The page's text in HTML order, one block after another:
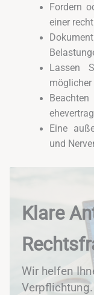
Fordern
einer
Lassen
möglicher
Eine
und
Klare
Wir helfen
Verpflichtung.